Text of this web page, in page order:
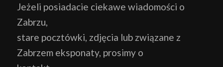
Jeżeli posiadacie ciekawe wiadomości o
Zabrzu,
stare pocztówki, zdjęcia lub związane z
Zabrzem eksponaty, prosimy o